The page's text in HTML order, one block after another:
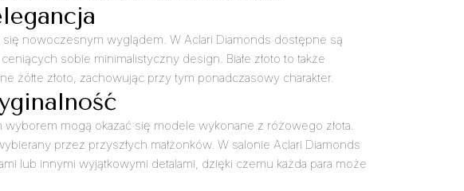
się nowoczesnym wyglądem. W Aclari Diamonds dostępne są
sobie minimalistyczny design. Białe złoto to także
żółte złoto, zachowując przy tym ponadczasowy charakter.
mogą okazać się modele wykonane z różowego złota.
przez przyszłych małżonków. W salonie Aclari Diamonds
lub innymi wyjątkowymi detalami, dzięki czemu każda para może